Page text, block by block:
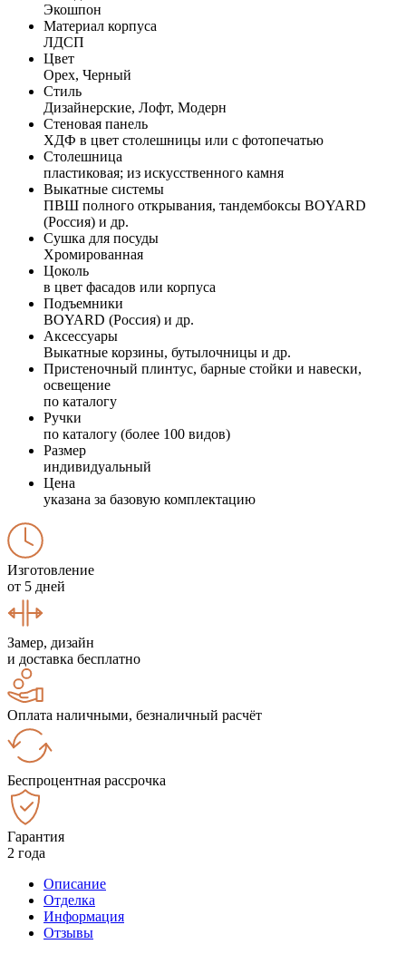
Экошпон
Материал корпуса
ЛДСП
Цвет
Орех, Черный
Стиль
Дизайнерские, Лофт, Модерн
Стеновая панель
ХДФ в цвет столешницы или с фотопечатью
Столешница
пластиковая; из искусственного камня
Выкатные системы
ПВШ полного открывания, тандембоксы BOYARD
(Россия) и др.
Сушка для посуды
Хромированная
Цоколь
в цвет фасадов или корпуса
Подъемники
BOYARD (Россия) и др.
Аксессуары
Выкатные корзины, бутылочницы и др.
Пристеночный плинтус, барные стойки и навески,
освещение
по каталогу
Ручки
по каталогу (более 100 видов)
Размер
индивидуальный
Цена
указана за базовую комплектацию
Изготовление
от 5 дней
Замер, дизайн
и доставка бесплатно
Оплата наличными, безналичный расчёт
Беспроцентная рассрочка
Гарантия
2 года
Описание
Отделка
Информация
Отзывы